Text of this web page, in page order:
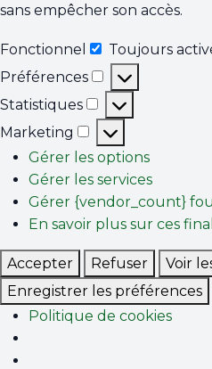
sans empêcher son accès.
Fonctionnel
Fonctionnel
Toujours
Préférences
Préférences
Statistiques
Statistiques
Marketing
Marketing
Gérer les options
Gérer les services
Gérer {vendor_count}
En savoir plus sur ces
Accepter Refuser
Voir
Enregistrer les préférences
Politique de cookies